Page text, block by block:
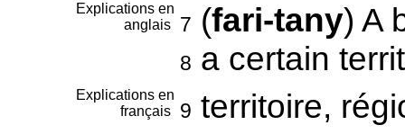
Explications en
anglais
7 (fari-tany) A
8 a certain
Explications en
français
9 territoire,